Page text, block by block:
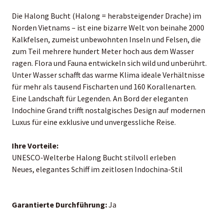
Die Halong Bucht (Halong = herabsteigender Drache) im
Norden Vietnams – ist eine bizarre Welt von beinahe 2000
Kalkfelsen, zumeist unbewohnten Inseln und Felsen, die
zum Teil mehrere hundert Meter hoch aus dem Wasser
ragen. Flora und Fauna entwickeln sich wild und unberührt.
Unter Wasser schafft das warme Klima ideale Verhältnisse
für mehr als tausend Fischarten und 160 Korallenarten.
Eine Landschaft für Legenden. An Bord der eleganten
Indochine Grand trifft nostalgisches Design auf modernen
Luxus für eine exklusive und unvergessliche Reise.
Ihre Vorteile:
UNESCO-Welterbe Halong Bucht stilvoll erleben
Neues, elegantes Schiff im zeitlosen Indochina-Stil
Garantierte Durchführung:Ja